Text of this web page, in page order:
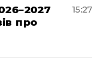
про
15:27